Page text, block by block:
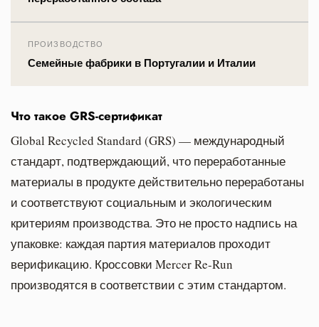
ПРОИЗВОДСТВО
Семейные фабрики в Португалии и Италии
Что такое GRS-сертификат
Global Recycled Standard (GRS) — международный
стандарт, подтверждающий, что переработанные
материалы в продукте действительно переработаны
и соответствуют социальным и экологическим
критериям производства. Это не просто надпись на
упаковке: каждая партия материалов проходит
верификацию. Кроссовки Mercer Re-Run
производятся в соответствии с этим стандартом.